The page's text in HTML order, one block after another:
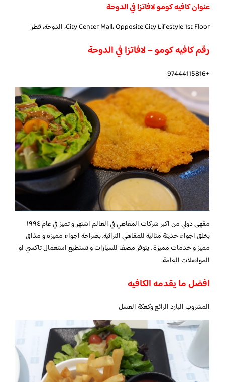
عنوان كافيه كومو لافاتزا في الدوحة
City Center Mall، Opposite City Lifestyle 1st Floor، الدوحة، قطر
رقم كافيه كومو – لافاتزا في الدوحة
+97444115816
مقهى دولي من اكبر شركات المقاهي في العالم اشتهر و تميز في عام ١٩٩٤
بخلق اجواء حديثة مثالية للمقاهي التراثية. بصراحة اجواء مميزة و مذاق
مميز و خدمات مميزة . يتوفر مصف للسيارات و تستطيع استعمال تاكسي او
المواصلات العامة.
افضل ما يقدمه الكافيه
المشروب البارد الرائع وكعكة العسل